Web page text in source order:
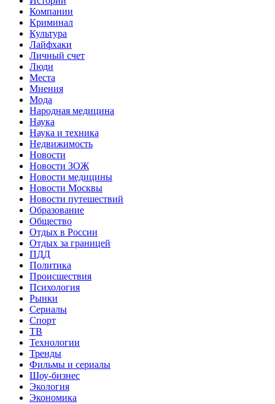
Компании
Криминал
Культура
Лайфхаки
Личный счет
Люди
Места
Мнения
Мода
Народная медицина
Наука
Наука и техника
Недвижимость
Новости
Новости ЗОЖ
Новости медицины
Новости Москвы
Новости путешествий
Образование
Общество
Отдых в России
Отдых за границей
ПДД
Политика
Происшествия
Психология
Рынки
Сериалы
Спорт
ТВ
Технологии
Тренды
Фильмы и сериалы
Шоу-бизнес
Экология
Экономика